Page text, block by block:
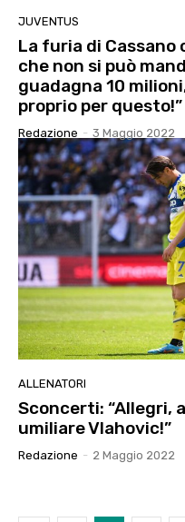
JUVENTUS
La furia di Cassano
che non si può
guadagna 10
proprio per questo!”
Redazione - 3 Maggio 2022
ALLENATORI
Sconcerti: “Allegri,
umiliare Vlahovic!”
Redazione - 2 Maggio 2022